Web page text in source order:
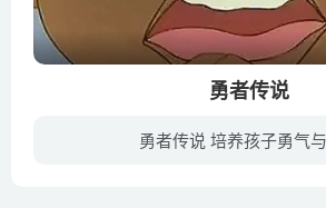
勇者传说
勇者传说 培养孩子勇气